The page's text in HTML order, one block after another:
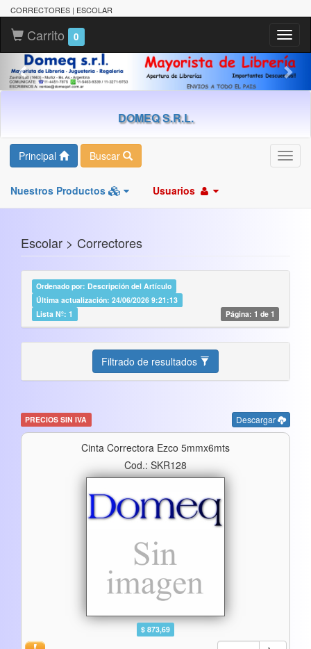
CORRECTORES | ESCOLAR
Carrito 0
DOMEQ S.R.L.
Principal Buscar
Nuestros Productos Usuarios
Escolar > Correctores
Ordenado por: Descripción del Artículo
Última actualización: 24/06/2026 9:21:13
Lista Nº: 1
Página: 1 de 1
Filtrado de resultados
PRECIOS SIN IVA Descargar
Cinta Correctora Ezco 5mmx6mts
Cod.: SKR128
$ 873,69